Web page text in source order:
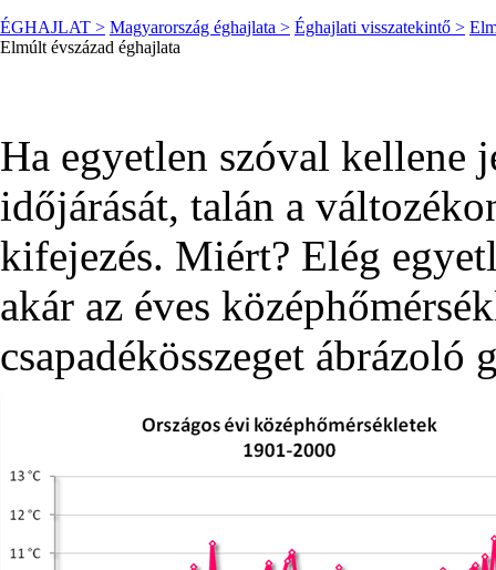
ÉGHAJLAT > Magyarország éghajlata > Éghajlati visszatekintő >
Elmúlt évszázad éghajlata
Ha egyetlen szóval kellene
időjárását, talán a
kifejezés. Miért? Elég
akár az éves
csapadékösszeget ábrázoló